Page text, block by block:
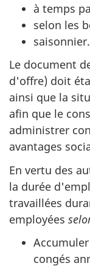
à temps
selon les
saisonnier.
Le document
d'offre) doit
ainsi que la
afin que le
administrer
avantages
En vertu des
la durée
travaillées
employées
congés